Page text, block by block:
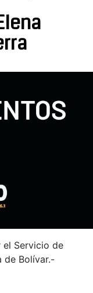
el Servicio de
de Bolívar.-